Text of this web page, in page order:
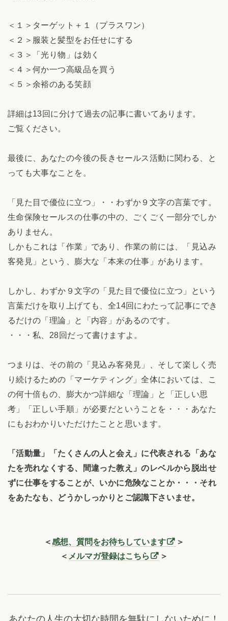
＜１＞ターゲット＋１（プラスワン）
＜２＞服装と髪型をお任せにする
＜３＞「光り物」は効く
＜４＞何か一つ高級品を買う
＜５＞余裕のある笑顔
詳細は13回に分けて過去の記事に書いてあります。
ご覧ください。
最後に、あなたの今後の長きセールス活動に関わる、と
っても大事なことを。
「見た目で優位に立つ」・・わずか９文字の言葉です。
生命保険セールスの仕事の中の、ごくごく一部分でしか
ありません。
しかもこれは「作業」であり、作業の前には、「見込み
客発見」という、膨大な「本来の仕事」があります。
しかし、わずか９文字の「見た目で優位に立つ」という
言葉だけを取り上げても、全14回にわたって記事にでき
るだけの「理論」と「内容」があるのです。
・・・私、28回だって書けますよ。
つまりは、その前の「見込み客発見」、そして楽しく売
り続けるための「マーケティング」全体においては、こ
の何十倍もの、膨大かつ詳細な「理論」と「正しい思
考」「正しい手順」が必要だということを・・・あなた
にもおわかりいただけたことと思います。
「活動量」「たくさんの人と会え」に代表される「あな
たを売れなくする、間違った教え」のレベルから脱出せ
ずに仕事をすることが、いかに危険なことか・・・それ
をあたなも、どうかしっかりとご認識下さいませ。
＜感想、質問をお待ちしています
＞
＜ メルマガ登録はこちら ＞